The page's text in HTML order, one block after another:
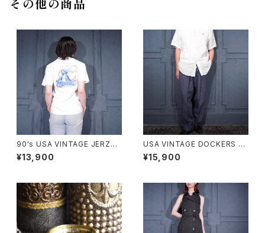
その他の商品
90's USA VINTAGE JERZEE
S CAPCOM MEGA MAN PRI
NT DESIGN T SHIRT/90年
¥13,900
USA VINTAGE DOCKERS P
REMIUM TUCK DESIGN LIN
EN WIDE SLACKS PANTS/ア
ックスパンツ
¥15,900